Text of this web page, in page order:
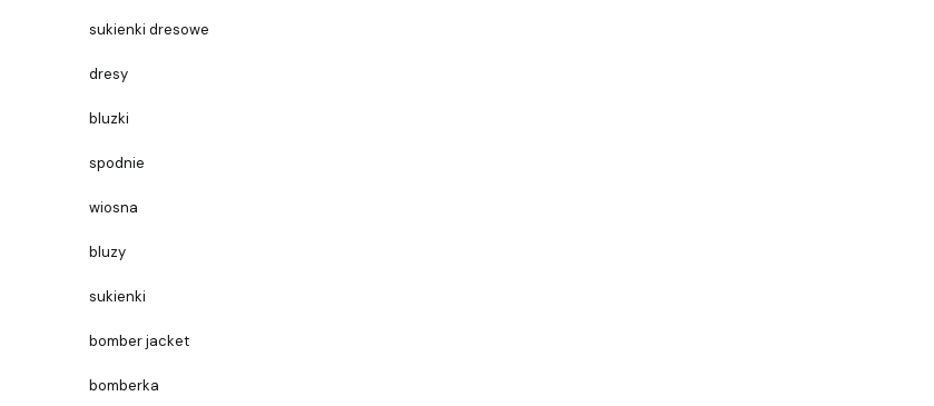
sukienki dresowe
dresy
bluzki
spodnie
wiosna
bluzy
sukienki
bomber jacket
bomberka